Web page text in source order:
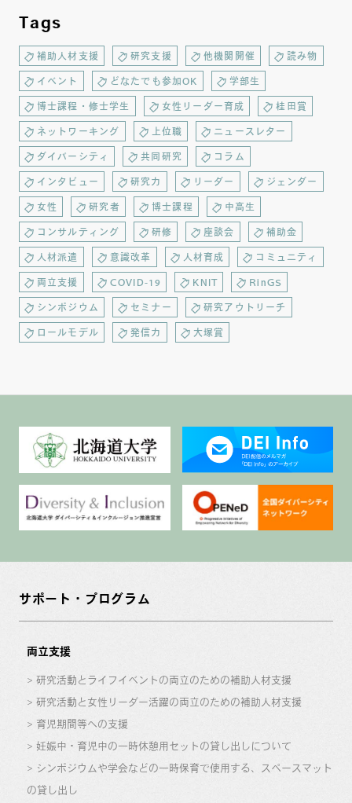
Tags
補助人材支援 研究支援 他機関開催 読み物
イベント どなたでも参加OK 学部生
博士課程・修士学生 女性リーダー育成 桂田賞
ネットワーキング 上位職 ニュースレター
ダイバーシティ 共同研究 コラム
インタビュー 研究力 リーダー ジェンダー
女性 研究者 博士課程 中高生
コンサルティング 研修 座談会 補助金
人材派遣 意識改革 人材育成 コミュニティ
両立支援 COVID-19 KNIT RinGS
シンポジウム セミナー 研究アウトリーチ
ロールモデル 発信力 大塚賞
サポート・プログラム
両立支援
研究活動とライフイベントの両立のための補助人材支援
研究活動と女性リーダー活躍の両立のための補助人材支援
育児期間等への支援
妊娠中・育児中の一時休憩用セットの貸し出しについて
シンポジウムや学会などの一時保育で使用する、スペースマット
の貸し出し